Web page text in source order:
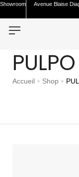
Showroom Avenue Blaise
PULPO
Accueil > Shop >